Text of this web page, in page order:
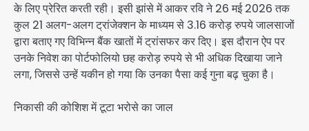
के लिए प्रेरित करती रही। इसी झांसे में आकर रवि ने 26 मई 2026 तक
कुल 21 अलग-अलग ट्रांजेक्शन के माध्यम से 3.16 करोड़ रुपये जालसाजों
द्वारा बताए गए विभिन्न बैंक खातों में ट्रांसफर कर दिए। इस दौरान ऐप पर
उनके निवेश का पोर्टफोलियो छह करोड़ रुपये से भी अधिक दिखाया जाने
लगा, जिससे उन्हें यकीन हो गया कि उनका पैसा कई गुना बढ़ चुका है।
निकासी की कोशिश में टूटा भरोसे का जाल